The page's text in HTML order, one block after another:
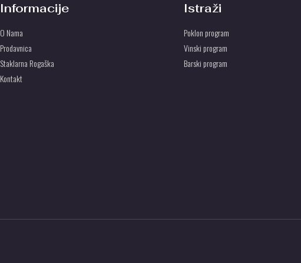
Informacije
O Nama
Prodavnica
Staklarna Rogaška
Kontakt
Istraži
Poklon program
Vinski program
Barski program